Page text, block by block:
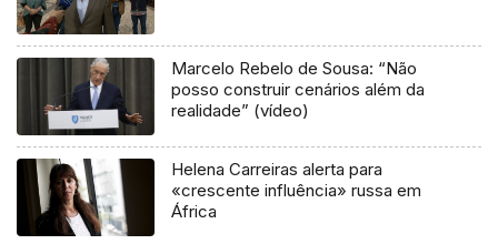
Marcelo Rebelo de Sousa: “Não
posso construir cenários além da
realidade” (vídeo)
Helena Carreiras alerta para
«crescente influência» russa em
África